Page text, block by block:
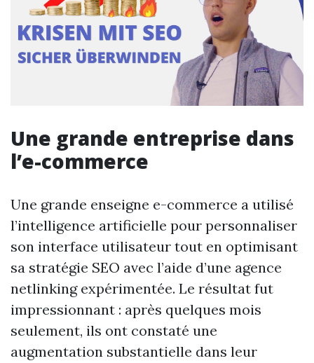
Une grande entreprise dans
l’e-commerce
Une grande enseigne e-commerce a utilisé
l’intelligence artificielle pour personnaliser
son interface utilisateur tout en optimisant
sa stratégie SEO avec l’aide d’une agence
netlinking expérimentée. Le résultat fut
impressionnant : après quelques mois
seulement, ils ont constaté une
augmentation substantielle dans leur